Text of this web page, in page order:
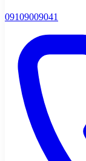
09109009041